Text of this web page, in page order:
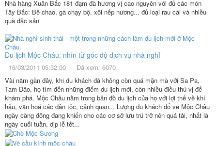
Nhà hàng Xuân Bắc 181 đạm đà hương vị cao nguyên với đủ các món
Tây Bắc: Bê chao, gà chạy bộ, xôi nếp nương... đủ loại rau cải và nhiều
quà đặc sản
Du lịch Mộc Châu: nhìn từ góc độ dịch vụ nhà nghỉ
16/03/2011 05:32:00
Đã xem: 6070
Vài năm gần đây, khi du khách đã không còn quá mặn mà với Sa Pa,
Tam Đảo, họ tìm đến những điểm du lịch mới, còn nhiều điều thú vị để
khám phá. Mộc Châu nằm trong bản đồ du lịch của họ với lợi thế về khí
hậu, văn hoá các dân tộc, cảnh quan... Lượng du khách đổ về Mộc Châu
ngày càng đông đang khiến cho các cơ sở lưu trú trở nên quá tải, nhất là
ngày cuối tuần, dịp lễ tết...